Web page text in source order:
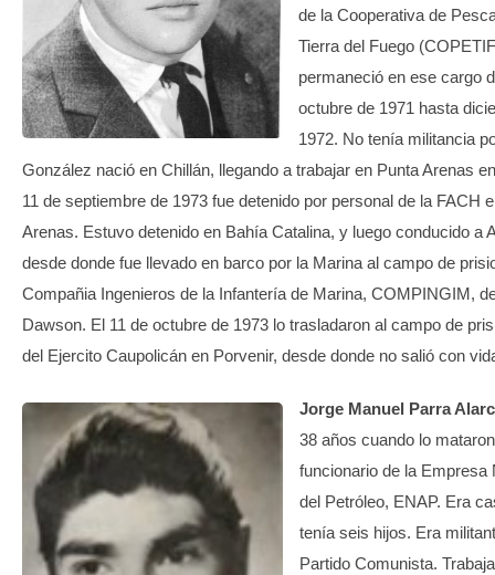
de la Cooperativa de
Tierra del Fuego
permaneció en ese cargo
octubre de 1971 hasta
1972. No tenía militancia
González nació en Chillán, llegando a trabajar en Punta Arenas
11 de septiembre de 1973 fue detenido por personal de la FACH
Arenas. Estuvo detenido en Bahía Catalina, y luego conducido a
desde donde fue llevado en barco por la Marina al campo de
Compañia Ingenieros de la Infantería de Marina, COMPINGIM,
Dawson. El 11 de octubre de 1973 lo trasladaron al campo de
del Ejercito Caupolicán en Porvenir, desde donde no salió con
Jorge Manuel Parra
38 años cuando lo
funcionario de la Empresa
del Petróleo, ENAP. Era
tenía seis hijos. Era
Partido Comunista.